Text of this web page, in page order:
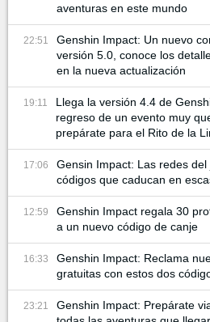
aventuras en este mundo
22:51
Genshin Impact: Un nuevo
versión 5.0, conoce los
en la nueva actualización
19:11
Llega la versión 4.4 de
regreso de un evento muy
prepárate para el Rito de
17:06
Gensin Impact: Las redes
códigos que caducan en
12:59
Genshin Impact regala 30
a un nuevo código de canje
16:33
Genshin Impact: Reclama
gratuitas con estos dos
23:21
Genshin Impact: Prepárate